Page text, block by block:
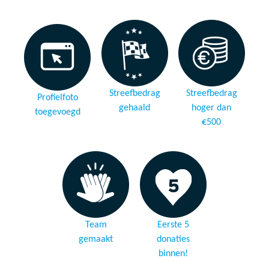
Profielfoto
toegevoegd
Streefbedrag
gehaald
Streefbedrag
hoger dan
€500
Team
gemaakt
Eerste 5
donaties
binnen!